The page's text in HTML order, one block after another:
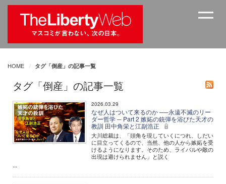
HOME タグ「倒産」の記事一覧
タグ「倒産」の記事一覧
2026.03.29
なぜ人はついて来るのか ──永遠不滅のリー
ダー哲学 ─ Part 2 嫉妬の銃弾を浴びた天才の
教訓 田中角栄と江副浩正
大川総裁は、「頭角を現していくにつれ、しだい
に目立ってくるので、当然、他の人から嫉妬を受
けるようになります。そのため、ライバルや敵の
出現は避けられません」と説く
...